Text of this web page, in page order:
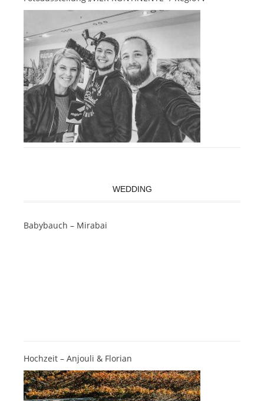
WEDDING
Babybauch – Mirabai
Hochzeit – Anjouli & Florian